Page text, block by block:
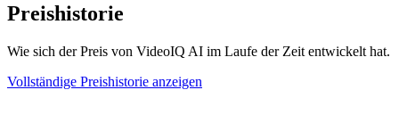
Preishistorie
Wie sich der Preis von VideoIQ AI im Laufe der Zeit entwickelt hat.
Vollständige Preishistorie anzeigen